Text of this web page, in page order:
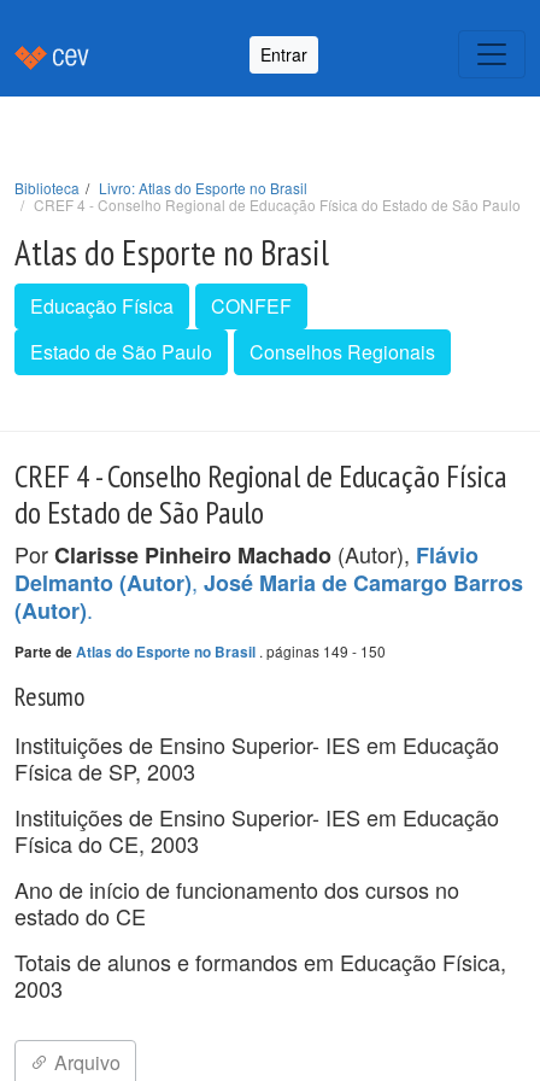
Entrar
Biblioteca
Livro: Atlas do Esporte no Brasil
CREF 4 - Conselho Regional de Educação Física do Estado de São Paulo
Atlas do Esporte no Brasil
Educação Física
CONFEF
Estado de São Paulo
Conselhos Regionais
CREF 4 - Conselho Regional de Educação Física
do Estado de São Paulo
PorClarisse Pinheiro Machado (Autor), Flávio
Delmanto (Autor), José Maria de Camargo Barros
(Autor).
Parte deAtlas do Esporte no Brasil . páginas 149 - 150
Resumo
Instituições de Ensino Superior- IES em Educação
Física de SP, 2003
Instituições de Ensino Superior- IES em Educação
Física do CE, 2003
Ano de início de funcionamento dos cursos no
estado do CE
Totais de alunos e formandos em Educação Física,
2003
Arquivo